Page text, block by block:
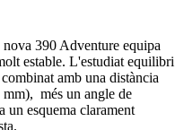
390 Adventure equipa
estable. L'estudiat equilibri
amb una distància
més un angle de
un esquema clarament